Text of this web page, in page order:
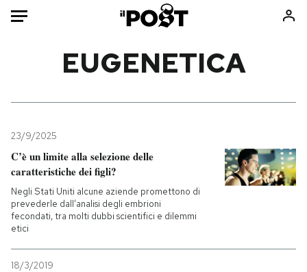
Mondo
Politica
Tecnologia
Internet
Scienza
Economia
Consumismi
Ok Boomer!
Media
Altrecose
EUGENETICA
23/9/2025
C’è un limite alla selezione delle
caratteristiche dei figli?
Negli Stati Uniti alcune aziende promettono di
prevederle dall’analisi degli embrioni
fecondati, tra molti dubbi scientifici e dilemmi
etici
18/3/2019